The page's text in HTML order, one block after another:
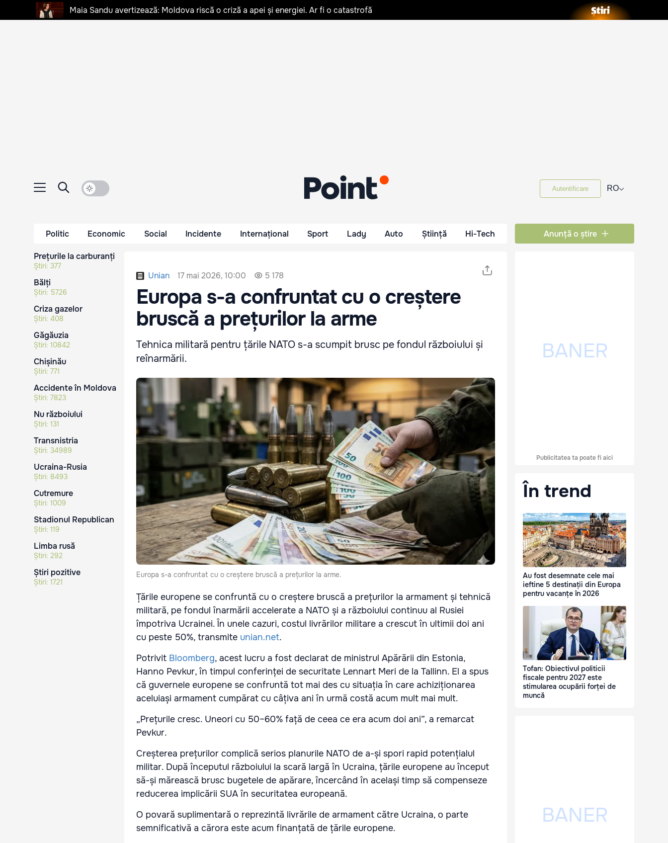
Maia Sandu avertizează: Moldova riscă o criză a apei și energiei. Ar fi o catastrofă
Autentificare RO⌵
Politic Economic Social Incidente Internațional Sport Lady Auto Știință Hi-Tech Anunță o știre
Prețurile la carburanți
Știri: 377
Bălți
Știri: 5726
Criza gazelor
Știri: 408
Găgăuzia
Știri: 10842
Chișinău
Știri: 771
Accidente în Moldova
Știri: 7823
Nu războiului
Știri: 131
Transnistria
Știri: 34989
Ucraina-Rusia
Știri: 8493
Cutremure
Știri: 1009
Stadionul Republican
Știri: 119
Limba rusă
Știri: 292
Știri pozitive
Știri: 1721
Unian 17 mai 2026, 10:00 5 178
Europa s-a confruntat cu o creștere
bruscă a prețurilor la arme
Tehnica militară pentru țările NATO s-a scumpit brusc pe fondul războiului și
reînarmării.
Europa s-a confruntat cu o creștere bruscă a prețurilor la arme.
Țările europene se confruntă cu o creștere bruscă a prețurilor la armament și tehnică
militară, pe fondul înarmării accelerate a NATO și a războiului continuu al Rusiei
împotriva Ucrainei. În unele cazuri, costul livrărilor militare a crescut în ultimii doi ani
cu peste 50%, transmite unian.net.
Potrivit Bloomberg, acest lucru a fost declarat de ministrul Apărării din Estonia,
Hanno Pevkur, în timpul conferinței de securitate Lennart Meri de la Tallinn. El a spus
că guvernele europene se confruntă tot mai des cu situația în care achiziționarea
aceluiași armament cumpărat cu câțiva ani în urmă costă acum mult mai mult.
„Prețurile cresc. Uneori cu 50–60% față de ceea ce era acum doi ani”, a remarcat
Pevkur.
Creșterea prețurilor complică serios planurile NATO de a-și spori rapid potențialul
militar. După începutul războiului la scară largă în Ucraina, țările europene au început
să-și mărească brusc bugetele de apărare, încercând în același timp să compenseze
reducerea implicării SUA în securitatea europeană.
O povară suplimentară o reprezintă livrările de armament către Ucraina, o parte
semnificativă a cărora este acum finanțată de țările europene.
Publicitatea ta poate fi aici
În trend
Au fost desemnate cele mai
ieftine 5 destinații din Europa
pentru vacanțe în 2026
Tofan: Obiectivul politicii
fiscale pentru 2027 este
stimularea ocupării forței de
muncă